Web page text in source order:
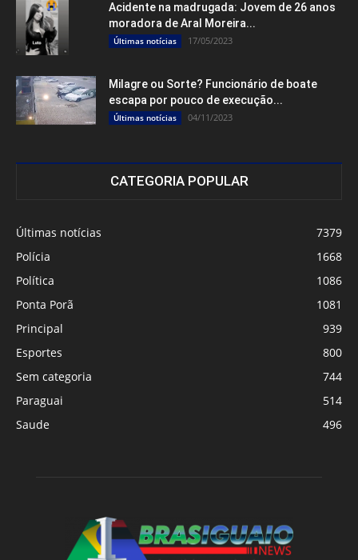
Acidente na madrugada: Jovem de 26 anos
moradora de Aral Moreira...
Últimas notícias 17/05/2023
Milagre ou Sorte? Funcionário de boate
escapa por pouco de execução...
Últimas notícias 04/11/2023
CATEGORIA POPULAR
Últimas notícias
7379
Polícia
1668
Política
1086
Ponta Porã
1081
Principal
939
Esportes
800
Sem categoria
744
Paraguai
514
Saude
496